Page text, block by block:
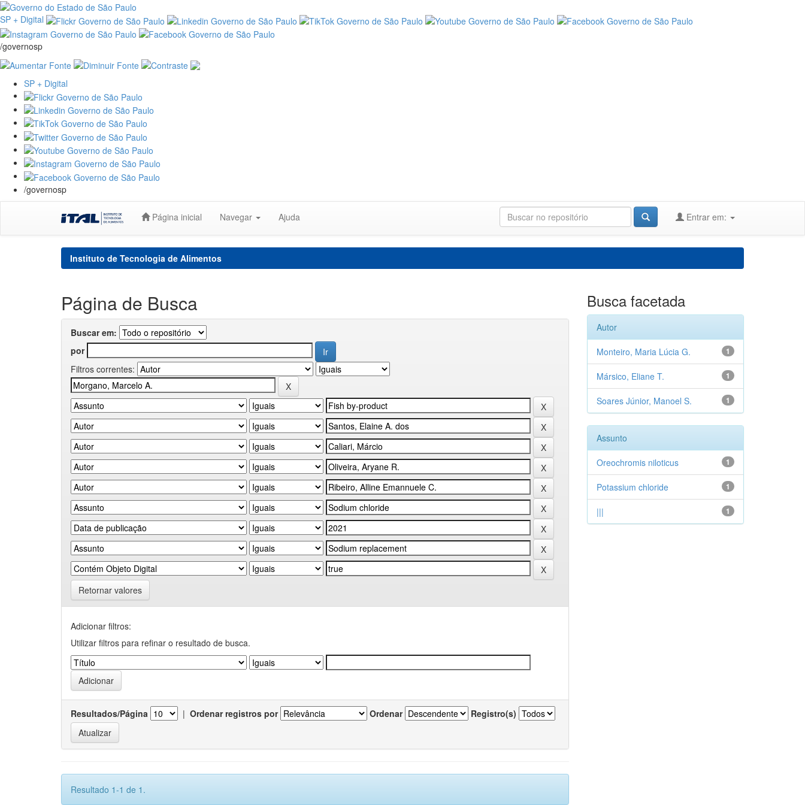
SP + Digital
/governosp
SP + Digital
/governosp
Página inicial Navegar Ajuda Entrar em:
Instituto de Tecnologia de Alimentos
Página de Busca
Buscar em:
por
Filtros correntes:
Retornar valores
Adicionar filtros:
Utilizar filtros para refinar o resultado de busca.
Resultados/Página | Ordenar registros por Ordenar Registro(s)
Resultado 1-1 de 1.
Busca facetada
Autor
1
Monteiro, Maria Lúcia G.
1
Mársico, Eliane T.
1
Soares Júnior, Manoel S.
Assunto
1
Oreochromis niloticus
1
Potassium chloride
1
|||